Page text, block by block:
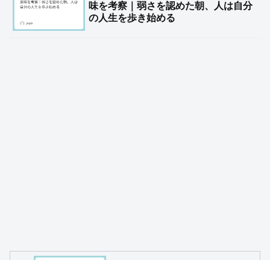
味を考察｜弱さを認めた朝、人は自分
の人生を歩き始める